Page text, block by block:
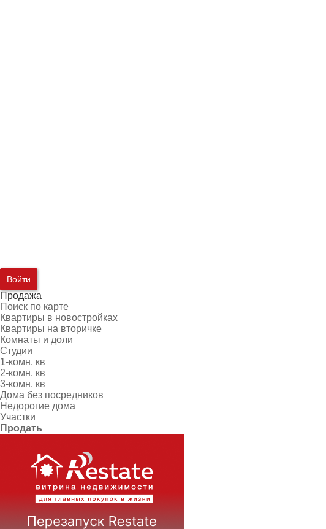
Войти
Продажа
Поиск по карте
Квартиры в новостройках
Квартиры на вторичке
Комнаты и доли
Студии
1-комн. кв
2-комн. кв
3-комн. кв
Дома без посредников
Недорогие дома
Участки
Продать